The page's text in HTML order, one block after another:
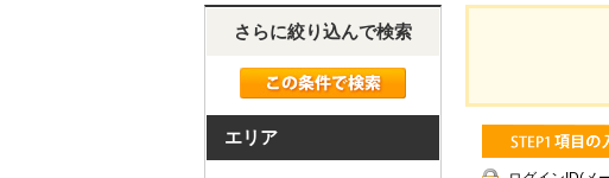
さらに絞り込んで検索
エリア